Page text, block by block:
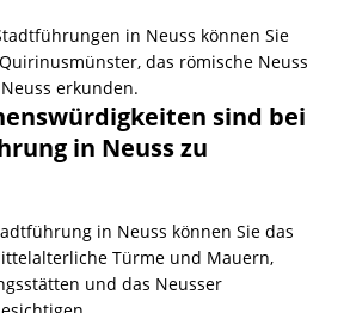
in Neuss können Sie
das römische Neuss
erkunden.
sind bei
in Neuss zu
in Neuss können Sie das
Türme und Mauern,
und das Neusser